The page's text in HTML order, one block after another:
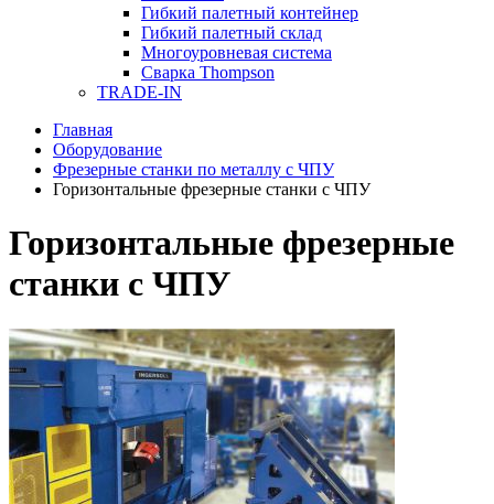
Гибкий палетный контейнер
Гибкий палетный склад
Многоуровневая система
Сварка Thompson
TRADE-IN
Главная
Оборудование
Фрезерные станки по металлу с ЧПУ
Горизонтальные фрезерные станки с ЧПУ
Горизонтальные фрезерные
станки с ЧПУ